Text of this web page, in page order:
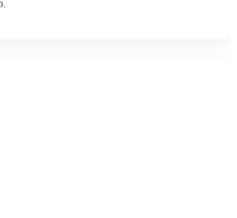
podnikajúci, rodičia na materskej